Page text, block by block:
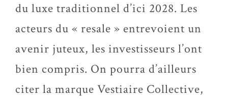
du luxe traditionnel d’ici 2028. Les
acteurs du « resale » entrevoient un
avenir juteux, les investisseurs l’ont
bien compris. On pourra d’ailleurs
citer la marque Vestiaire Collective,